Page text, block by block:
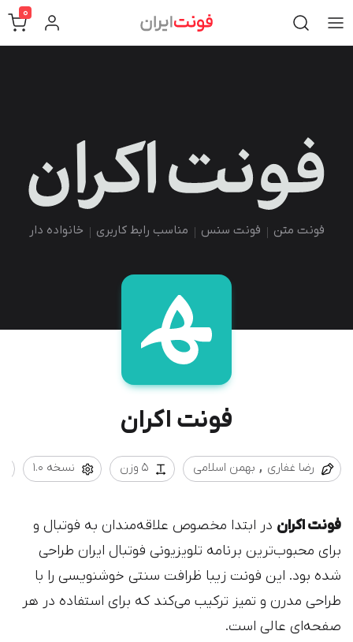
0
فونت متن فونت سنس مناسب رابط کاربری خانواده دار
فونت اکران
رضا غفاری بهمن اسلامی 5 وزن نسخه 1.0
فونت اکران در ابتدا مخصوص علاقه‌مندان به فوتبال و
برای محبوب‌ترین برنامه تلویزیونی فوتبال ایران طراحی
شده بود. این فونت زیبا ظرافت سنتی خوشنویسی را با
طراحی مدرن و تمیز ترکیب می‌کند که برای استفاده در هر
صفحه‌ای عالی است.